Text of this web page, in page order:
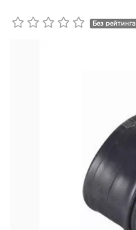
Без рейтинга